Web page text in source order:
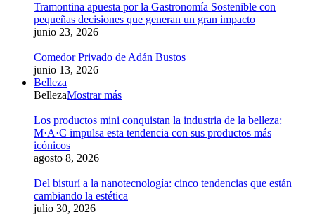
Tramontina apuesta por la Gastronomía Sostenible con
pequeñas decisiones que generan un gran impacto
junio 23, 2026
Comedor Privado de Adán Bustos
junio 13, 2026
Belleza
BellezaMostrar más
Los productos mini conquistan la industria de la belleza:
M·A·C impulsa esta tendencia con sus productos más
icónicos
agosto 8, 2026
Del bisturí a la nanotecnología: cinco tendencias que están
cambiando la estética
julio 30, 2026